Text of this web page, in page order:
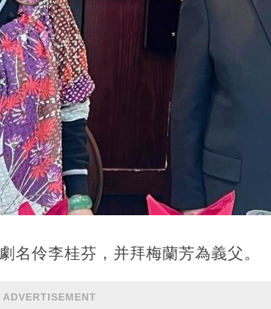
名伶李桂芬，并拜梅蘭芳為義父。
ADVERTISEMENT